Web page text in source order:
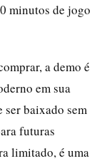
minutos de jogo
a demo é
em sua
baixado sem
futuras
limitado, é uma